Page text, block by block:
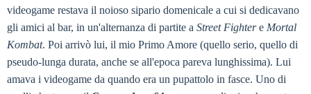
videogame restava il noioso sipario domenicale a cui si dedicavano
gli amici al bar, in un'alternanza di partite a Street Fightere Mortal
Kombat. Poi arrivò lui, il mio Primo Amore (quello serio, quello di
pseudo-lunga durata, anche se all'epoca pareva lunghissima). Lui
amava i videogame da quando era un pupattolo in fasce. Uno di